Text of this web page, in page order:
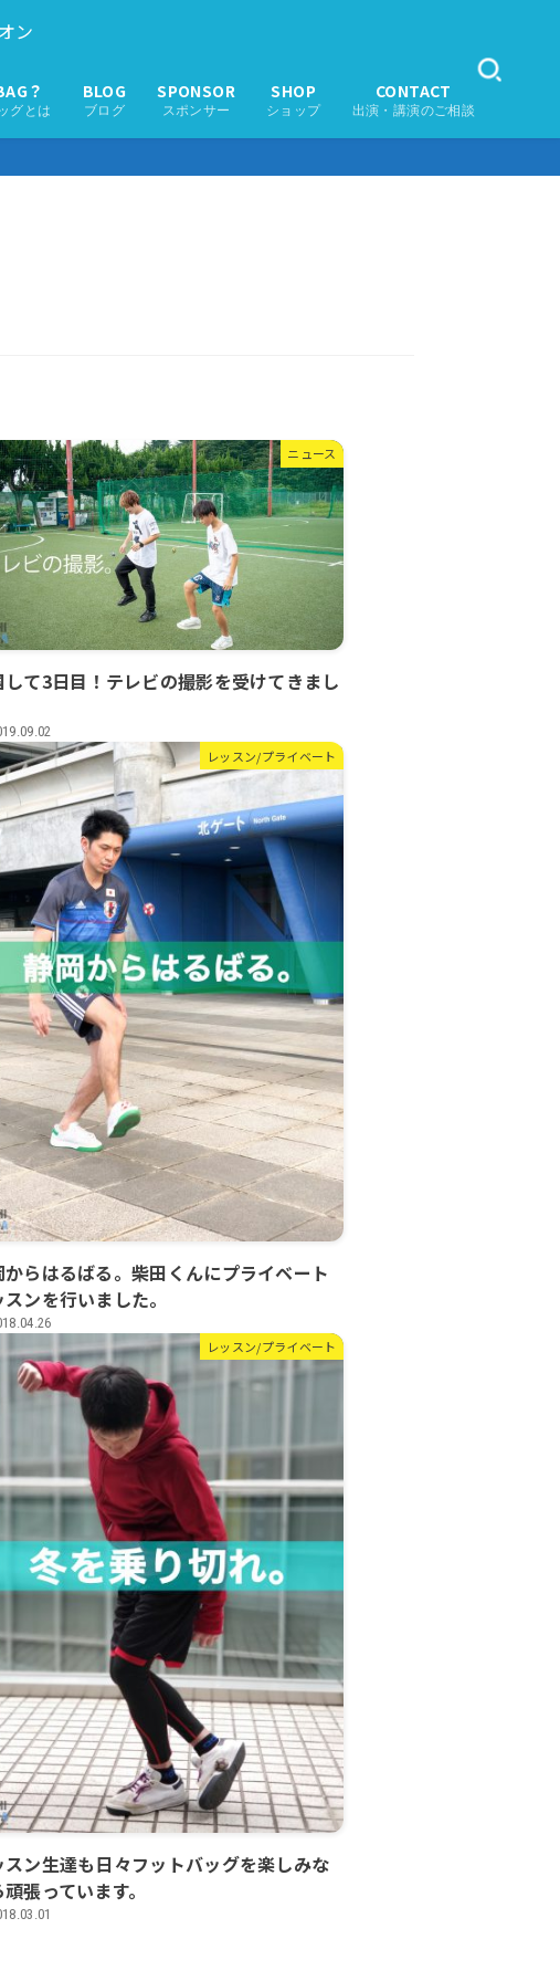
ン
？
グとは
BLOG
ブログ
SPONSOR
スポンサー
SHOP
ショップ
CONTACT
出演・講演のご相談
ニュース
して3日目！テレビの撮影を受けてきまし
レッスン/プライベート
からはるばる。柴田くんにプライベート
スンを行いました。
レッスン/プライベート
スン生達も日々フットバッグを楽しみな
張っています。